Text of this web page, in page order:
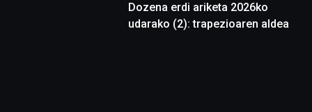
Dozena erdi ariketa 2026ko
udarako (2): trapezioaren aldea